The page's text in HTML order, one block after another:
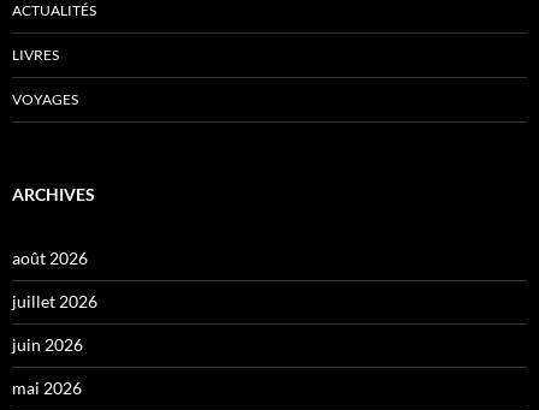
ACTUALITÉS
LIVRES
VOYAGES
ARCHIVES
août 2026
juillet 2026
juin 2026
mai 2026